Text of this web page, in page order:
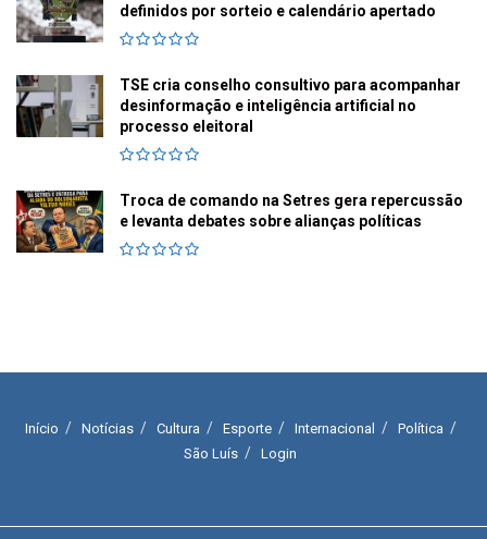
definidos por sorteio e calendário apertado
TSE cria conselho consultivo para acompanhar
desinformação e inteligência artificial no
processo eleitoral
Troca de comando na Setres gera repercussão
e levanta debates sobre alianças políticas
Início Notícias Cultura Esporte Internacional
Política
São Luís
Login